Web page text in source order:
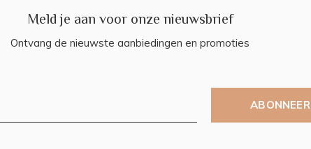
Meld je aan voor onze nieuwsbrief
Ontvang de nieuwste aanbiedingen en promoties
ABONNEER